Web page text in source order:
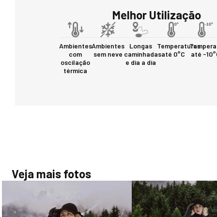
Melhor Utilização
Ambientes
com
oscilação
térmica
Ambientes
sem neve
Longas
caminhadas
e dia a dia
Temperaturas
até 0°C
até -
Veja mais fotos